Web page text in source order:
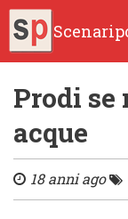
Prodi se
acque
18 anni ago